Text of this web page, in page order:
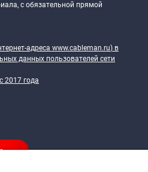
с обязательной прямой
адреса www.cableman.ru) в
данных пользователей сети
2017 года